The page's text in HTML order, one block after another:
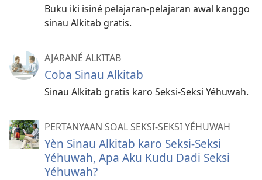
Buku iki isiné pelajaran-pelajaran awal kanggo
sinau Alkitab gratis.
AJARANÉ ALKITAB
Coba Sinau Alkitab
Sinau Alkitab gratis karo Seksi-Seksi Yéhuwah.
PERTANYAAN SOAL SEKSI-SEKSI YÉHUWAH
Yèn Sinau Alkitab karo Seksi-Seksi
Yéhuwah, Apa Aku Kudu Dadi Seksi
Yéhuwah?